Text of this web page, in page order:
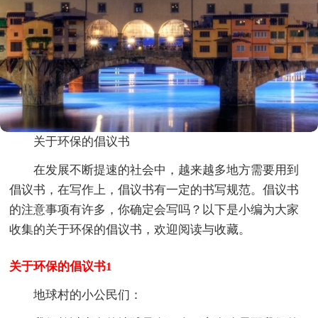
关于环保的倡议书
在发展不断提速的社会中，越来越多地方需要用到
倡议书，在写作上，倡议书有一定的书写规范。倡议书
的注意事项有许多，你确定会写吗？以下是小编为大家
收集的关于环保的倡议书，欢迎阅读与收藏。
关于环保的倡议书1
地球村的小公民们：